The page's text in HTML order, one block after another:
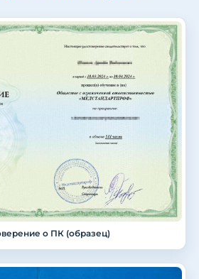
о ПК (образец)